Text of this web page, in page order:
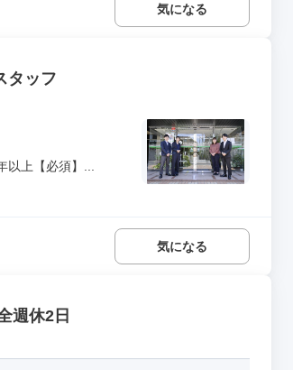
気になる
タッフ
上【必須】...
気になる
週休2日